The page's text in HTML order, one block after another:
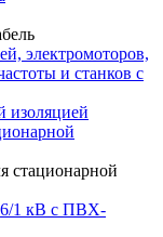
электромоторов,
и станков с
изоляцией
стационарной
1 кВ с ПВХ-